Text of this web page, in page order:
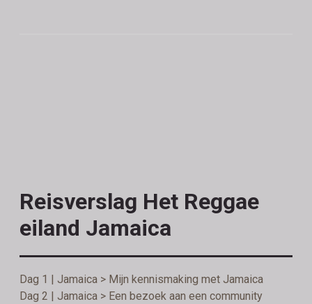
Reisverslag Het Reggae
eiland Jamaica
Dag 1 | Jamaica > Mijn kennismaking met Jamaica
Dag 2 | Jamaica > Een bezoek aan een community